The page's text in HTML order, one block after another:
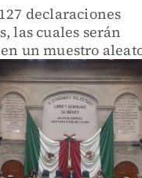
declaraciones
las cuales serán
un muestro